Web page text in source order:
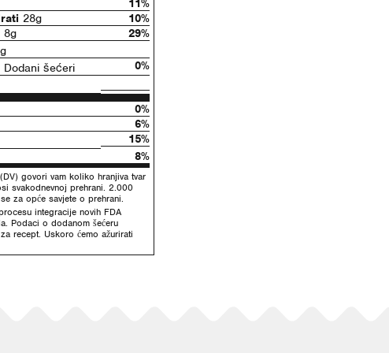
11%
28g
10%
8g
29%
šećeri
0%
0%
6%
15%
8%
govori vam koliko hranjiva tvar
svakodnevnoj prehrani. 2.000
za opće savjete o prehrani.
integracije novih FDA
Podaci o dodanom šećeru
recept. Uskoro ćemo ažurirati